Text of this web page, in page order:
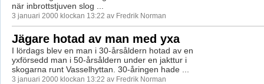
när inbrottstjuven slog ...
3 januari 2000 klockan 13:22 av Fredrik Norman
Jägare hotad av man med yxa
I lördags blev en man i 30-årsåldern hotad av en
yxförsedd man i 50-årsåldern under en jakttur i
skogarna runt Vasselhyttan. 30-åringen hade ...
3 januari 2000 klockan 13:22 av Fredrik Norman